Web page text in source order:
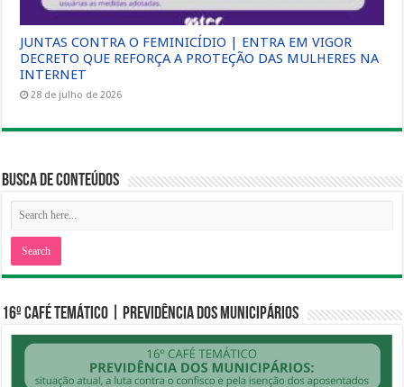
JUNTAS CONTRA O FEMINICÍDIO | ENTRA EM VIGOR
DECRETO QUE REFORÇA A PROTEÇÃO DAS MULHERES NA
INTERNET
28 de julho de 2026
Busca de Conteúdos
16º CAFÉ TEMÁTICO | PREVIDÊNCIA DOS MUNICIPÁRIOS